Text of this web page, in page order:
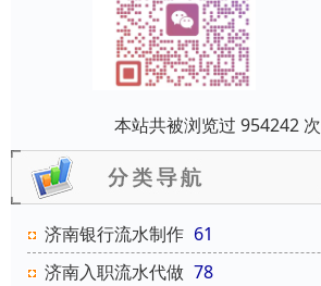
本站共被浏览过 954242 次
济南银行流水制作 61
济南入职流水代做 78